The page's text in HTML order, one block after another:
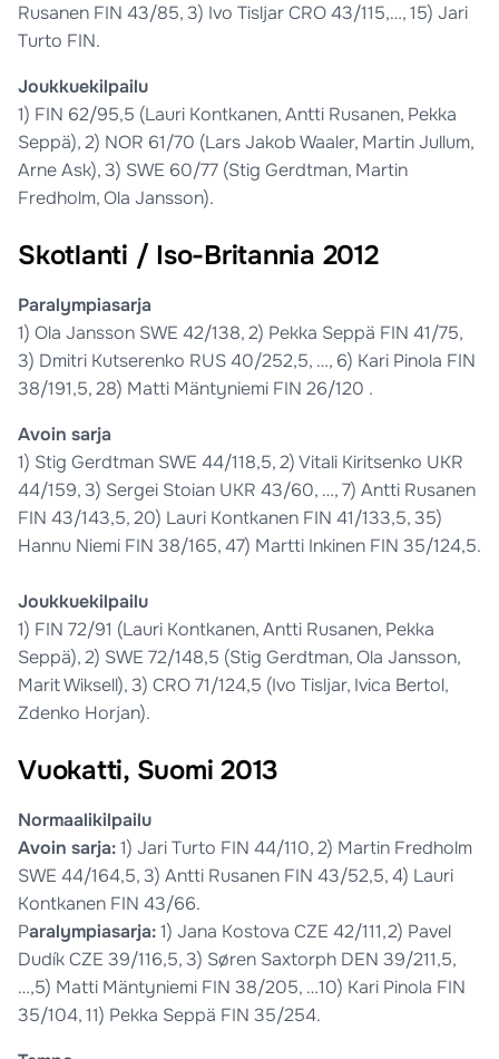
Rusanen FIN 43/85, 3) Ivo Tisljar CRO 43/115,…, 15) Jari
Turto FIN.
Joukkuekilpailu
1) FIN 62/95,5 (Lauri Kontkanen, Antti Rusanen, Pekka
Seppä), 2) NOR 61/70 (Lars Jakob Waaler, Martin Jullum,
Arne Ask), 3) SWE 60/77 (Stig Gerdtman, Martin
Fredholm, Ola Jansson).
Skotlanti / Iso-Britannia 2012
Paralympiasarja
1) Ola Jansson SWE 42/138, 2) Pekka Seppä FIN 41/75,
3) Dmitri Kutserenko RUS 40/252,5, …, 6) Kari Pinola FIN
38/191,5, 28) Matti Mäntyniemi FIN 26/120 .
Avoin sarja
1) Stig Gerdtman SWE 44/118,5, 2) Vitali Kiritsenko UKR
44/159, 3) Sergei Stoian UKR 43/60, …, 7) Antti Rusanen
FIN 43/143,5, 20) Lauri Kontkanen FIN 41/133,5, 35)
Hannu Niemi FIN 38/165, 47) Martti Inkinen FIN 35/124,5.
Joukkuekilpailu
1) FIN 72/91 (Lauri Kontkanen, Antti Rusanen, Pekka
Seppä), 2) SWE 72/148,5 (Stig Gerdtman, Ola Jansson,
Marit Wiksell), 3) CRO 71/124,5 (Ivo Tisljar, Ivica Bertol,
Zdenko Horjan).
Vuokatti, Suomi 2013
Normaalikilpailu
Avoin sarja:1) Jari Turto FIN 44/110, 2) Martin Fredholm
SWE 44/164,5, 3) Antti Rusanen FIN 43/52,5, 4) Lauri
Kontkanen FIN 43/66.
Paralympiasarja:1) Jana Kostova CZE 42/111,2) Pavel
Dudík CZE 39/116,5, 3) Søren Saxtorph DEN 39/211,5,
…,5) Matti Mäntyniemi FIN 38/205, …10) Kari Pinola FIN
35/104, 11) Pekka Seppä FIN 35/254.